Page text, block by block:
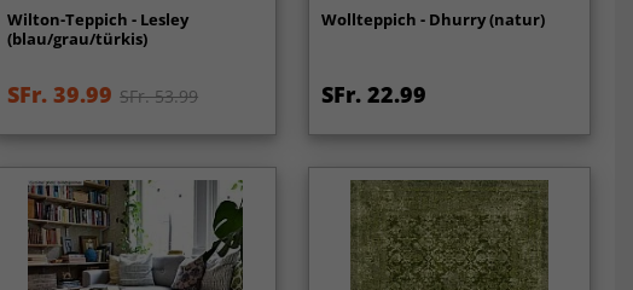
Wilton-Teppich - Lesley
(blau/grau/türkis)
SFr. 39.99 SFr. 53.99
Wollteppich - Dhurry (natur)
SFr. 22.99